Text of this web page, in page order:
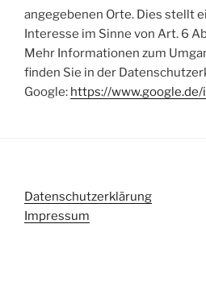
angegebenen Orte. Dies stellt
Interesse im Sinne von Art. 6
Mehr Informationen zum
finden Sie in der
Google: https://
Datenschutzerklärung
Impressum